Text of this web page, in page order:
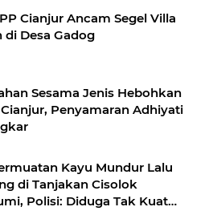
Cianjur Ancam Segel Villa
di Desa Gadog
Sesama Jenis Hebohkan
Penyamaran Adhiyati
Kayu Mundur Lalu
di Tanjakan Cisolok
Polisi: Diduga Tak Kuat